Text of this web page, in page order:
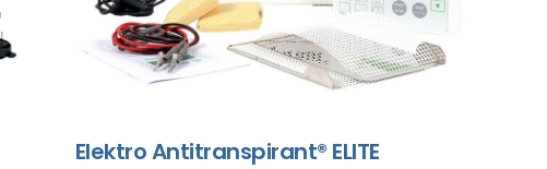
Elektro Antitranspirant® ELITE